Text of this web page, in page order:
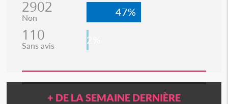
2902
Non 47%
110
Sans avis 2%
+ DE LA SEMAINE DERNIÈRE